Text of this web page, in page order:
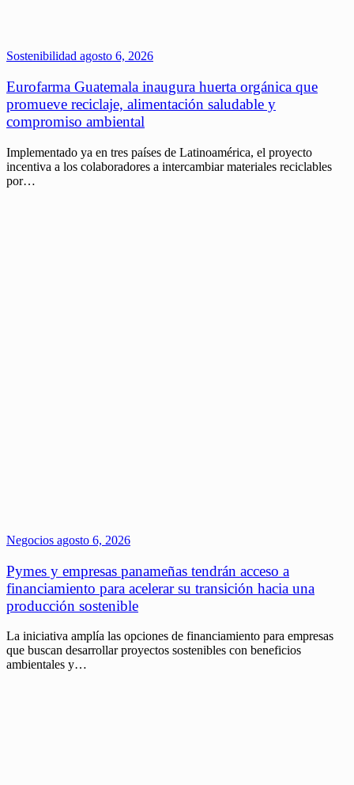
Sostenibilidad agosto 6, 2026
Eurofarma Guatemala inaugura huerta orgánica que
promueve reciclaje, alimentación saludable y
compromiso ambiental
Implementado ya en tres países de Latinoamérica, el proyecto
incentiva a los colaboradores a intercambiar materiales reciclables
por…
Negocios agosto 6, 2026
Pymes y empresas panameñas tendrán acceso a
financiamiento para acelerar su transición hacia una
producción sostenible
La iniciativa amplía las opciones de financiamiento para empresas
que buscan desarrollar proyectos sostenibles con beneficios
ambientales y…